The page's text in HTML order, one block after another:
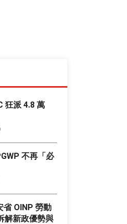
狂派 4.8 萬
不再「必
省 OINP 勞動
解新政優勢與